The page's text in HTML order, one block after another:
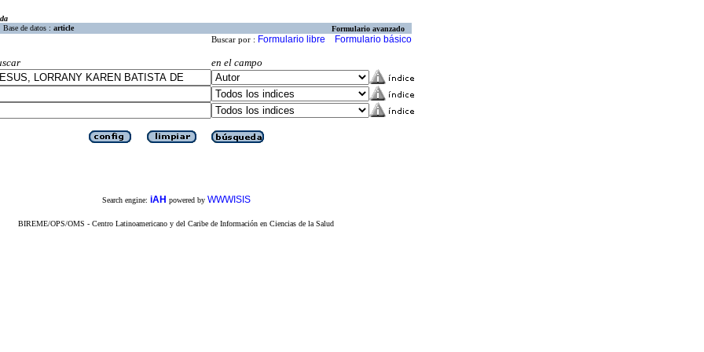
Base de datos : article Formulario avanzado
Buscar por : Formulario libre Formulario básico
en el campo
Search engine: iAH powered by WWWISIS
BIREME/OPS/OMS - Centro Latinoamericano y del Caribe de Información en Ciencias de la Salud